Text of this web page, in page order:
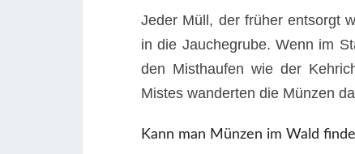
Jeder Müll, der früher entsorgt
in die Jauchegrube. Wenn im
den Misthaufen wie der
Mistes wanderten die Münzen
Kann man Münzen im Wald